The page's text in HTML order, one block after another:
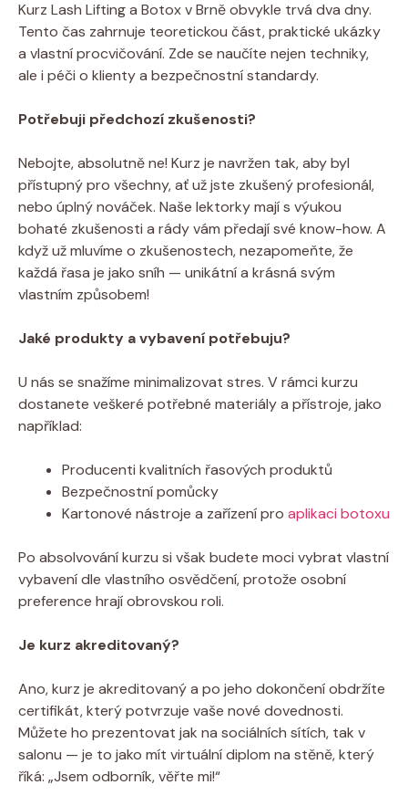
Kurz Lash Lifting a Botox v Brně obvykle trvá dva dny.
Tento čas zahrnuje teoretickou část, praktické ukázky
a vlastní procvičování. Zde se naučíte nejen techniky,
ale i péči o klienty a bezpečnostní standardy.
Potřebuji předchozí zkušenosti?
Nebojte, absolutně ne! Kurz je navržen tak, aby byl
přístupný pro všechny, ať už jste zkušený profesionál,
nebo úplný nováček. Naše lektorky mají s výukou
bohaté zkušenosti a rády vám předají své know-how. A
když už mluvíme o zkušenostech, nezapomeňte, že
každá řasa je jako sníh — unikátní a krásná svým
vlastním způsobem!
Jaké produkty a vybavení potřebuju?
U nás se snažíme minimalizovat stres. V rámci kurzu
dostanete veškeré potřebné materiály a přístroje, jako
například:
Producenti kvalitních řasových produktů
Bezpečnostní pomůcky
Kartonové nástroje a zařízení pro aplikaci botoxu
Po absolvování kurzu si však budete moci vybrat vlastní
vybavení dle vlastního osvědčení, protože osobní
preference hrají obrovskou roli.
Je kurz akreditovaný?
Ano, kurz je akreditovaný a po jeho dokončení obdržíte
certifikát, který potvrzuje vaše nové dovednosti.
Můžete ho prezentovat jak na sociálních sítích, tak v
salonu — je to jako mít virtuální diplom na stěně, který
říká: „Jsem odborník, věřte mi!“